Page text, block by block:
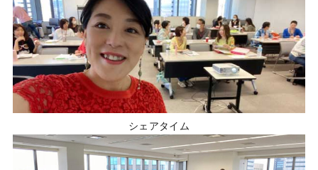
シェアタイム